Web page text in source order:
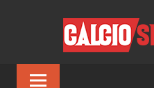
Tutto
sul